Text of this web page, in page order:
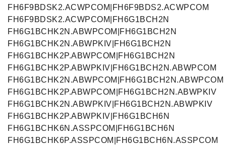
FH6F9BDSK2.ACWPCOM|FH6F9BDS2.ACWPCOM
FH6F9BDSK2.ACWPCOM|FH6G1BCH2N
FH6G1BCHK2N.ABWPCOM|FH6G1BCH2N
FH6G1BCHK2N.ABWPKIV|FH6G1BCH2N
FH6G1BCHK2P.ABWPCOM|FH6G1BCH2N
FH6G1BCHK2P.ABWPKIV|FH6G1BCH2N.ABWPCOM
FH6G1BCHK2N.ABWPCOM|FH6G1BCH2N.ABWPCOM
FH6G1BCHK2P.ABWPCOM|FH6G1BCH2N.ABWPKIV
FH6G1BCHK2N.ABWPKIV|FH6G1BCH2N.ABWPKIV
FH6G1BCHK2P.ABWPKIV|FH6G1BCH6N
FH6G1BCHK6N.ASSPCOM|FH6G1BCH6N
FH6G1BCHK6P.ASSPCOM|FH6G1BCH6N.ASSPCOM